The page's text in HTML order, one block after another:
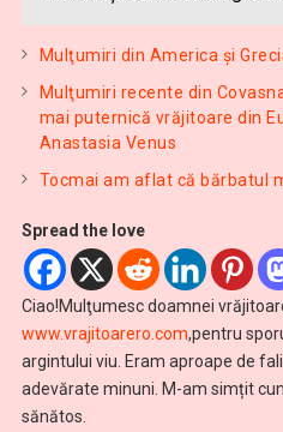
Mulţumiri din America și
Mulţumiri recente din
mai puternică vrăjitoare din
Anastasia Venus
Tocmai am aflat că bărbatul
Spread the love
Ciao!Mulţumesc doamnei
www.vrajitoarero.com,pentru
argintului viu. Eram aproape de
adevărate minuni. M-am simțit
sănătos.